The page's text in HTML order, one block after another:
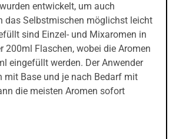
entwickelt, um auch
das Selbstmischen möglichst leicht
sind Einzel- und Mixaromen in
200ml Flaschen, wobei die Aromen
eingefüllt werden. Der Anwender
mit Base und je nach Bedarf mit
die meisten Aromen sofort